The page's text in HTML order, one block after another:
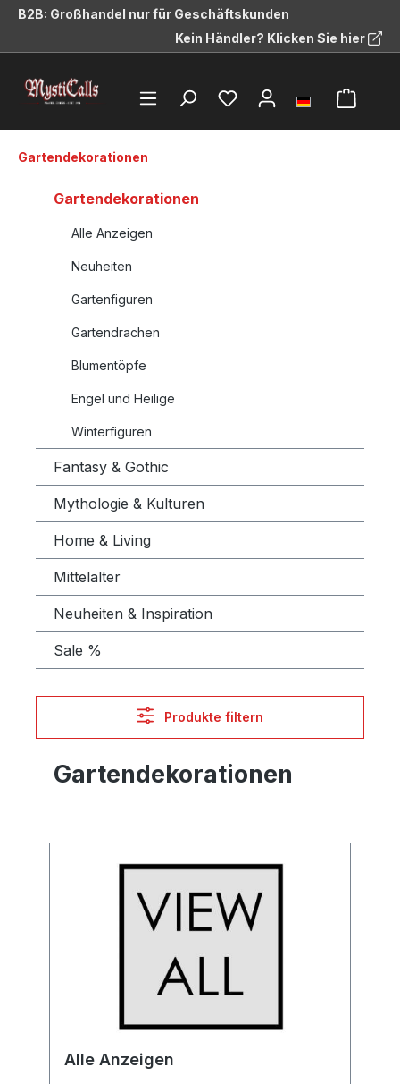
springen
B2B: Großhandel nur für Geschäftskunden
Kein Händler? Klicken Sie hier
Gartendekorationen
Gartendekorationen
Alle Anzeigen
Neuheiten
Gartenfiguren
Gartendrachen
Blumentöpfe
Engel und Heilige
Winterfiguren
Fantasy & Gothic
Mythologie & Kulturen
Home & Living
Mittelalter
Neuheiten & Inspiration
Sale %
Produkte filtern
Gartendekorationen
Alle Anzeigen